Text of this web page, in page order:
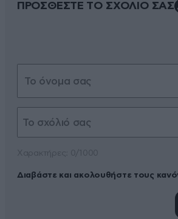
ΠΡΟΣΘΕΣΤΕ ΤΟ ΣΧΟΛΙΟ ΣΑΣ
Διαβάστε και ακολουθήστε τους